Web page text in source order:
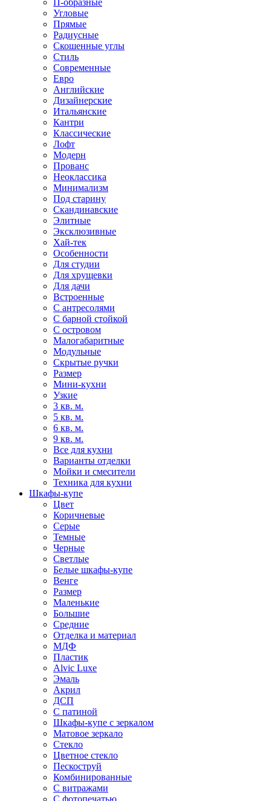
П-образные
Угловые
Прямые
Радиусные
Скошенные углы
Стиль
Современные
Евро
Английские
Дизайнерские
Итальянские
Кантри
Классические
Лофт
Модерн
Прованс
Неоклассика
Минимализм
Под старину
Скандинавские
Элитные
Эксклюзивные
Хай-тек
Особенности
Для студии
Для хрущевки
Для дачи
Встроенные
С антресолями
С барной стойкой
С островом
Малогабаритные
Модульные
Скрытые ручки
Размер
Мини-кухни
Узкие
3 кв. м.
5 кв. м.
6 кв. м.
9 кв. м.
Все для кухни
Варианты отделки
Мойки и смесители
Техника для кухни
Шкафы-купе
Цвет
Коричневые
Серые
Темные
Черные
Светлые
Белые шкафы-купе
Венге
Размер
Маленькие
Большие
Средние
Отделка и материал
МДФ
Пластик
Alvic Luxe
Эмаль
Акрил
ДСП
С патиной
Шкафы-купе с зеркалом
Матовое зеркало
Стекло
Цветное стекло
Пескоструй
Комбинированные
С витражами
С фотопечатью